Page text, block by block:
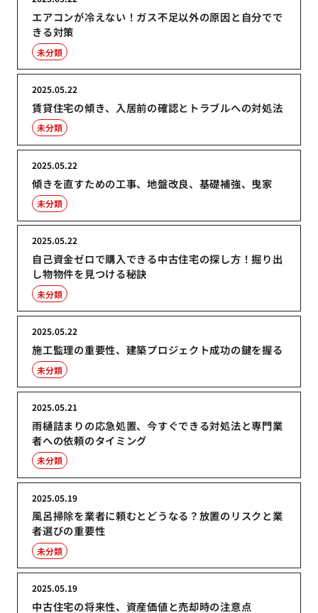
エアコンが冷えない！ガス不足以外の原因と自分でで
きる対策
未分類
賃貸住宅の傾き、入居前の確認とトラブルへの対処法
2025.05.22
未分類
傾きを直すための工事、地盤改良、基礎補強、曳家
2025.05.22
未分類
自己資金ゼロで購入できる中古住宅の探し方！掘り出
し物物件を見つける秘訣
2025.05.22
未分類
施工監理の重要性、建築プロジェクト成功の鍵を握る
2025.05.22
未分類
雨樋詰まりの応急処置、今すぐできる対処法と専門業
者への依頼のタイミング
2025.05.21
未分類
風呂掃除を業者に頼むとどうなる？放置のリスクと業
者選びの重要性
2025.05.19
未分類
中古住宅の将来性、資産価値と売却時の注意点
2025.05.19